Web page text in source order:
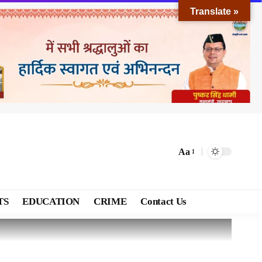
Aa
EDUCATION CRIME Contact Us
Translate »